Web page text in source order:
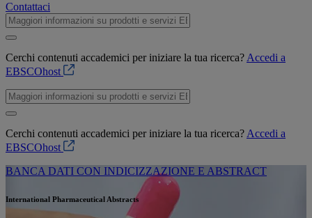
Contattaci
Cerchi contenuti accademici per iniziare la tua ricerca? Accedi a
EBSCOhost
Cerchi contenuti accademici per iniziare la tua ricerca? Accedi a
EBSCOhost
BANCA DATI CON INDICIZZAZIONE E ABSTRACT
International Pharmaceutical Abstracts